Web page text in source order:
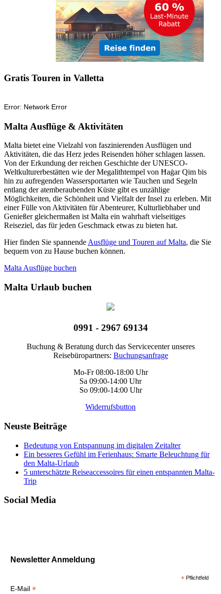
Gratis Touren in Valletta
Malta Ausflüge & Aktivitäten
Malta bietet eine Vielzahl von faszinierenden Ausflügen und
Aktivitäten, die das Herz jedes Reisenden höher schlagen lassen.
Von der Erkundung der reichen Geschichte der UNESCO-
Weltkulturerbestätten wie der Megalithtempel von Ħaġar Qim bis
hin zu aufregenden Wassersportarten wie Tauchen und Segeln
entlang der atemberaubenden Küste gibt es unzählige
Möglichkeiten, die Schönheit und Vielfalt der Insel zu erleben. Mit
einer Fülle von Aktivitäten für Abenteurer, Kulturliebhaber und
Genießer gleichermaßen ist Malta ein wahrhaft vielseitiges
Reiseziel, das für jeden Geschmack etwas zu bieten hat.
Hier finden Sie spannende Ausflüge und Touren auf Malta, die Sie
bequem von zu Hause buchen können.
Malta Ausflüge buchen
Malta Urlaub buchen
0991 - 2967 69134
Buchung & Beratung durch das Servicecenter unseres
Reisebüropartners: Buchungsanfrage
Mo-Fr 08:00-18:00 Uhr
Sa 09:00-14:00 Uhr
So 09:00-14:00 Uhr
Widerrufsbutton
Neuste Beiträge
Bedeutung von Entspannung im digitalen Zeitalter
Ein besseres Gefühl im Ferienhaus: Smarte Beleuchtung für
den Malta-Urlaub
5 unterschätzte Reiseaccessoires für einen entspannten Malta-
Trip
Social Media
Newsletter Anmeldung
* Pflichtfeld
E-Mail *